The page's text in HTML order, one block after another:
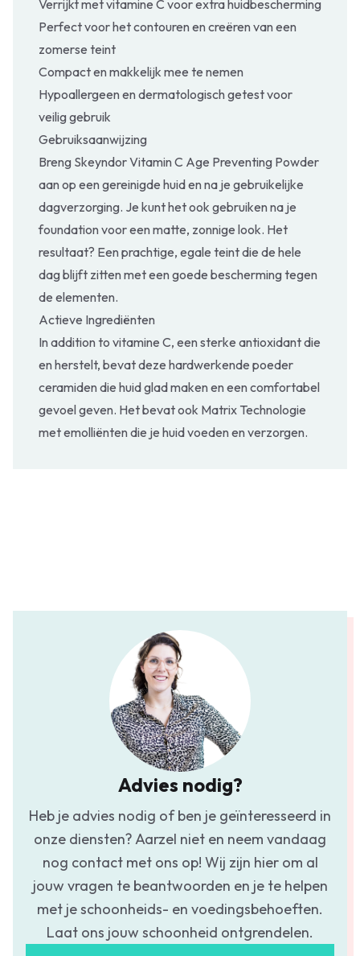
Verrijkt met vitamine C voor extra huidbescherming
Perfect voor het contouren en creëren van een
zomerse teint
Compact en makkelijk mee te nemen
Hypoallergeen en dermatologisch getest voor
veilig gebruik
Gebruiksaanwijzing
Breng Skeyndor Vitamin C Age Preventing Powder
aan op een gereinigde huid en na je gebruikelijke
dagverzorging. Je kunt het ook gebruiken na je
foundation voor een matte, zonnige look. Het
resultaat? Een prachtige, egale teint die de hele
dag blijft zitten met een goede bescherming tegen
de elementen.
Actieve Ingrediënten
In addition to vitamine C, een sterke antioxidant die
en herstelt, bevat deze hardwerkende poeder
ceramiden die huid glad maken en een comfortabel
gevoel geven. Het bevat ook Matrix Technologie
met emolliënten die je huid voeden en verzorgen.
Advies nodig?
Heb je advies nodig of ben je geïnteresseerd in
onze diensten? Aarzel niet en neem vandaag
nog contact met ons op! Wij zijn hier om al
jouw vragen te beantwoorden en je te helpen
met je schoonheids- en voedingsbehoeften.
Laat ons jouw schoonheid ontgrendelen.